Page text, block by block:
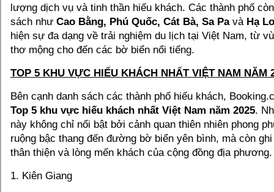
lượng dịch vụ và tinh thần hiếu khách. Các thành phố
sách như Cao Bằng, Phú Quốc, Cát Bà, Sa Pavà Hạ
hiện sự đa dạng về trải nghiệm du lịch tại Việt Nam, từ
thơ mộng cho đến các bờ biển nổi tiếng.
TOP 5 KHU VỰC HIẾU KHÁCH NHẤT VIỆT NAM NĂM
Bên cạnh danh sách các thành phố hiếu khách,
Top 5 khu vực hiếu khách nhất Việt Nam năm 2025.
này không chỉ nổi bật bởi cảnh quan thiên nhiên phong
ruộng bậc thang đến đường bờ biển yên bình, mà còn
thân thiện và lòng mến khách của cộng đồng địa phương.
1. Kiên Giang